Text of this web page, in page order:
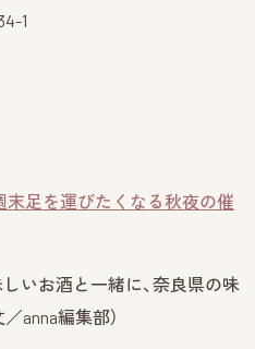
1
週末足を運びたくなる秋夜の催
いお酒と一緒に、奈良県の味
anna編集部）